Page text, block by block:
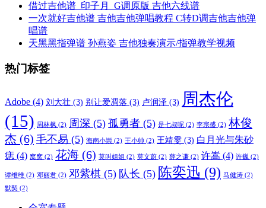
借过吉他谱_印子月_G调原版 吉他六线谱
一次就好吉他谱 吉他吉他弹唱教程 C转D调吉他吉他弹
唱谱
天黑黑指弹谱 孙燕姿 吉他独奏演示/指弹教学视频
热门标签
Adobe (4) 刘大壮 (3) 别让爱凋落 (3) 卢润泽 (3) 周杰伦
(15)
周林枫 (2) 周深 (5) 孤勇者 (5) 是七叔呢 (2) 李宗盛 (2) 林俊
杰 (6) 毛不易 (5) 海南小崇 (2) 王小帅 (2) 王靖雯 (3) 白月光与朱砂
痣 (4) 窝窝 (2) 花海 (6) 莫叫姐姐 (2) 莫文蔚 (2) 薛之谦 (2) 许嵩 (4) 许巍 (2)
谭维维 (2) 邓丽君 (2) 邓紫棋 (5) 队长 (5) 陈奕迅 (9) 马健涛 (2)
默契 (2)